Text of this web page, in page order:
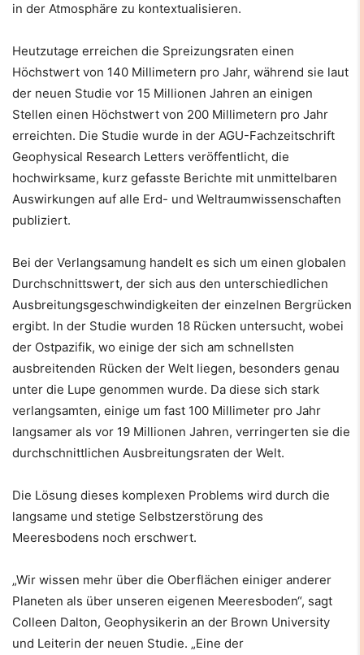
in der Atmosphäre zu kontextualisieren.
Heutzutage erreichen die Spreizungsraten einen
Höchstwert von 140 Millimetern pro Jahr, während sie laut
der neuen Studie vor 15 Millionen Jahren an einigen
Stellen einen Höchstwert von 200 Millimetern pro Jahr
erreichten. Die Studie wurde in der AGU-Fachzeitschrift
Geophysical Research Letters veröffentlicht, die
hochwirksame, kurz gefasste Berichte mit unmittelbaren
Auswirkungen auf alle Erd- und Weltraumwissenschaften
publiziert.
Bei der Verlangsamung handelt es sich um einen globalen
Durchschnittswert, der sich aus den unterschiedlichen
Ausbreitungsgeschwindigkeiten der einzelnen Bergrücken
ergibt. In der Studie wurden 18 Rücken untersucht, wobei
der Ostpazifik, wo einige der sich am schnellsten
ausbreitenden Rücken der Welt liegen, besonders genau
unter die Lupe genommen wurde. Da diese sich stark
verlangsamten, einige um fast 100 Millimeter pro Jahr
langsamer als vor 19 Millionen Jahren, verringerten sie die
durchschnittlichen Ausbreitungsraten der Welt.
Die Lösung dieses komplexen Problems wird durch die
langsame und stetige Selbstzerstörung des
Meeresbodens noch erschwert.
„Wir wissen mehr über die Oberflächen einiger anderer
Planeten als über unseren eigenen Meeresboden“, sagt
Colleen Dalton, Geophysikerin an der Brown University
und Leiterin der neuen Studie. „Eine der